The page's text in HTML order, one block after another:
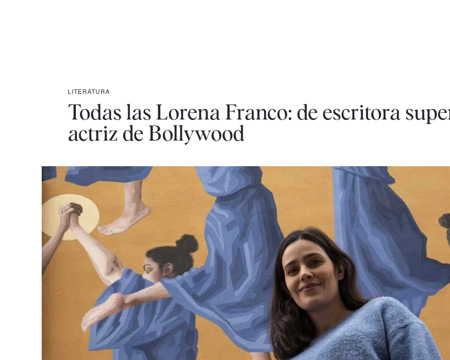
LITERATURA
Todas las Lorena Franco: de escritora
actriz de Bollywood